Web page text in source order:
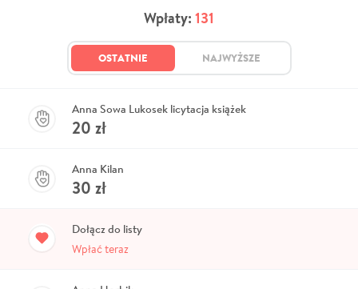
Wpłaty: 131
OSTATNIE NAJWYŻSZE
Anna Sowa Lukosek licytacja książek
20 zł
Anna Kilan
30 zł
Dołącz do listy
Wpłać teraz